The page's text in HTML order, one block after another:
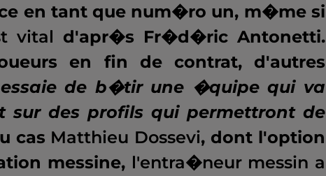
en tant que num�ro un, m�me si
vital d'apr�s Fr�d�ric Antonetti.
en fin de contrat, d'autres
essaie de b�tir une �quipe qui va
sur des profils qui permettront de
cas Matthieu Dossevi, dont l'option
messine, l'entra�neur messin a